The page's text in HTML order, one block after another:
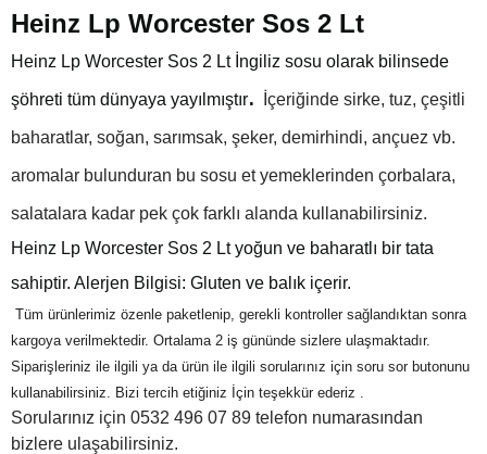
Heinz Lp Worcester Sos 2 Lt
Heinz Lp Worcester Sos 2 Lt İ ngiliz sosu olarak bilinsede
şöhreti tüm dünyaya yayılmıştır. İçeriğinde sirke, tuz, çeşitli
baharatlar, soğan, sarımsak, şeker, demirhindi, ançuez vb.
aromalar bulunduran bu sosu et yemeklerinden çorbalara,
salatalara kadar pek çok farklı alanda kullanabilirsiniz.
Heinz Lp Worcester Sos 2 Ltyoğun ve baharatlı bir tata
sahiptir. Alerjen Bilgisi: Gluten ve balık içerir.
Tüm ürünlerimiz özenle paketlenip, gerekli kontroller sağlandıktan sonra
kargoya verilmektedir. Ortalama 2 iş gününde sizlere ulaşmaktadır.
Siparişleriniz ile ilgili ya da ürün ile ilgili sorularınız için soru sor butonunu
kullanabilirsiniz. Bizi tercih etiğiniz İçin teşekkür ederiz .
Sorularınız için 0532 496 07 89 telefon numarasından
bizlere ulaşabilirsiniz.